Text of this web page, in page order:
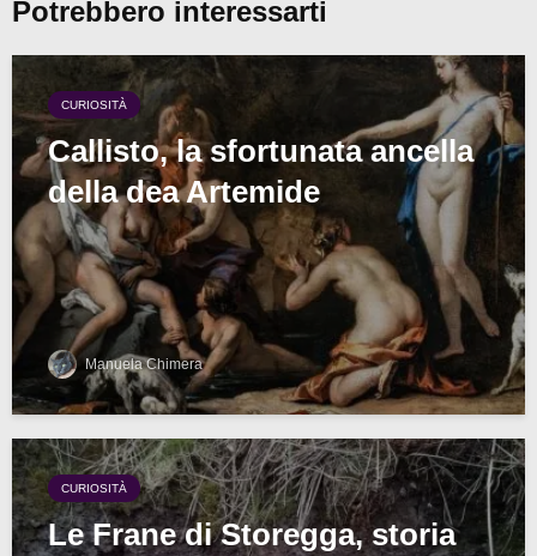
Potrebbero interessarti
CURIOSITÀ
Callisto, la sfortunata ancella
della dea Artemide
Manuela Chimera
CURIOSITÀ
Le Frane di Storegga, storia